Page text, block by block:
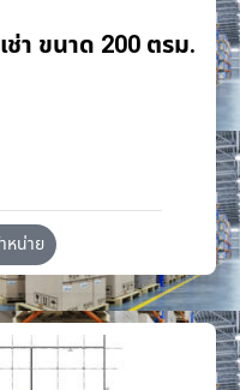
ช่า ขนาด 200 ตรม.
หน่าย